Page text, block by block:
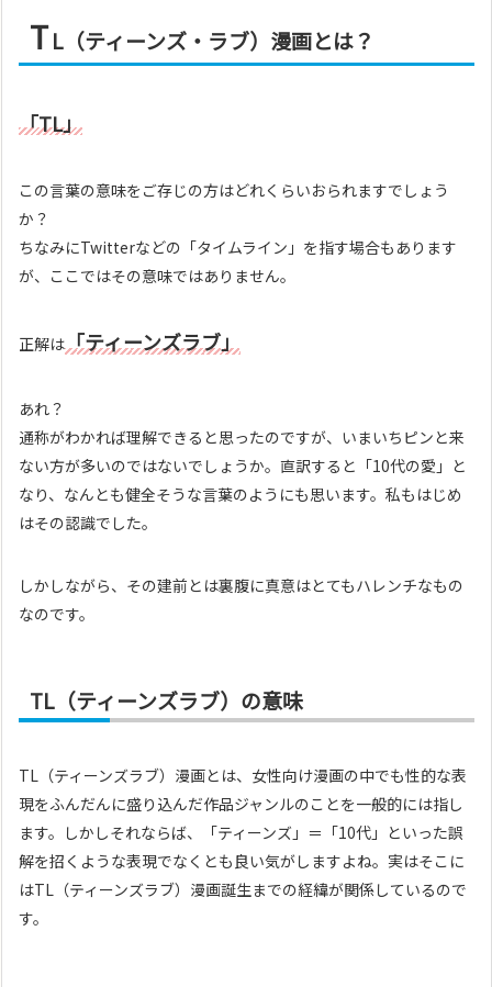
TL（ティーンズ・ラブ）漫画とは？
「TL」
この言葉の意味をご存じの方はどれくらいおられますでしょう
か？
ちなみにTwitterなどの「タイムライン」を指す場合もあります
が、ここではその意味ではありません。
正解は「ティーンズラブ」
あれ？
通称がわかれば理解できると思ったのですが、いまいちピンと来
ない方が多いのではないでしょうか。直訳すると「10代の愛」と
なり、なんとも健全そうな言葉のようにも思います。私もはじめ
はその認識でした。
しかしながら、その建前とは裏腹に真意はとてもハレンチなもの
なのです。
TL（ティーンズラブ）の意味
TL（ティーンズラブ）漫画とは、女性向け漫画の中でも性的な表
現をふんだんに盛り込んだ作品ジャンルのことを一般的には指し
ます。しかしそれならば、「ティーンズ」＝「10代」といった誤
解を招くような表現でなくとも良い気がしますよね。実はそこに
はTL（ティーンズラブ）漫画誕生までの経緯が関係しているので
す。